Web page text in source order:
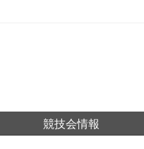
競技会情報